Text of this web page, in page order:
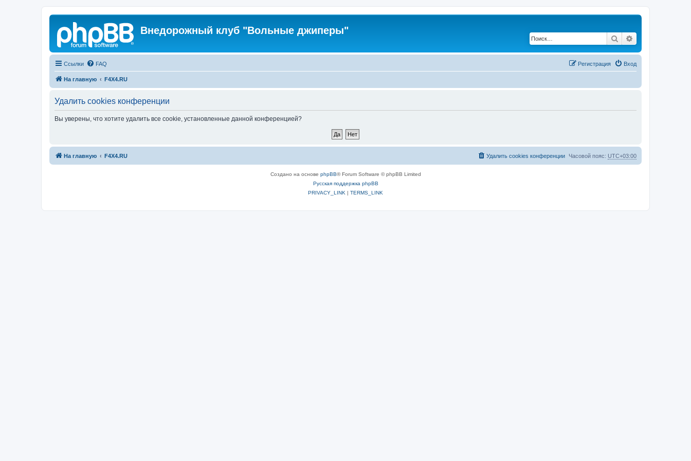
Внедорожный клуб "Вольные джиперы"
Поиск
Ссылки FAQ Вход
Регистрация
На главную F4X4.RU
Удалить cookies конференции
Вы уверены, что хотите удалить все cookie, установленные данной конференцией?
На главную F4X4.RU Часовой пояс: UTC+03:00
Удалить cookies конференции
Создано на основе phpBB® Forum Software © phpBB Limited
Русская поддержка phpBB
PRIVACY_LINK | TERMS_LINK